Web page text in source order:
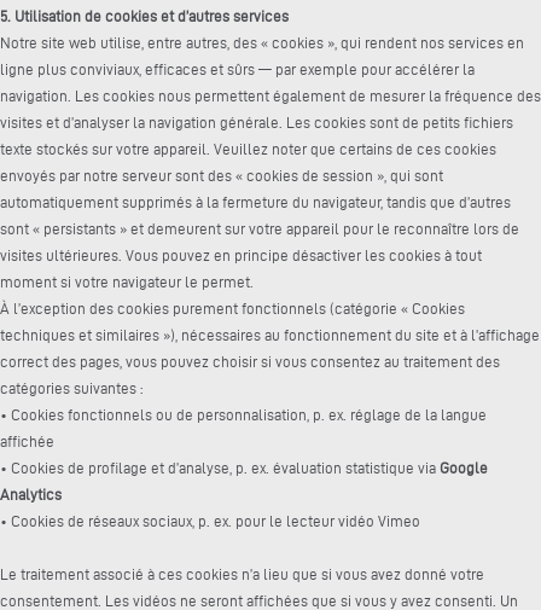
5. Utilisation de cookies et d’autres services
Notre site web utilise, entre autres, des « cookies », qui rendent nos services en
ligne plus conviviaux, efficaces et sûrs — par exemple pour accélérer la
navigation. Les cookies nous permettent également de mesurer la fréquence des
visites et d’analyser la navigation générale. Les cookies sont de petits fichiers
texte stockés sur votre appareil. Veuillez noter que certains de ces cookies
envoyés par notre serveur sont des « cookies de session », qui sont
automatiquement supprimés à la fermeture du navigateur, tandis que d’autres
sont « persistants » et demeurent sur votre appareil pour le reconnaître lors de
visites ultérieures. Vous pouvez en principe désactiver les cookies à tout
moment si votre navigateur le permet.
À l’exception des cookies purement fonctionnels (catégorie « Cookies
techniques et similaires »), nécessaires au fonctionnement du site et à l’affichage
correct des pages, vous pouvez choisir si vous consentez au traitement des
catégories suivantes :
• Cookies fonctionnels ou de personnalisation, p. ex. réglage de la langue
affichée
• Cookies de profilage et d’analyse, p. ex. évaluation statistique via Google
Analytics
• Cookies de réseaux sociaux, p. ex. pour le lecteur vidéo Vimeo
Le traitement associé à ces cookies n’a lieu que si vous avez donné votre
consentement. Les vidéos ne seront affichées que si vous y avez consenti. Un